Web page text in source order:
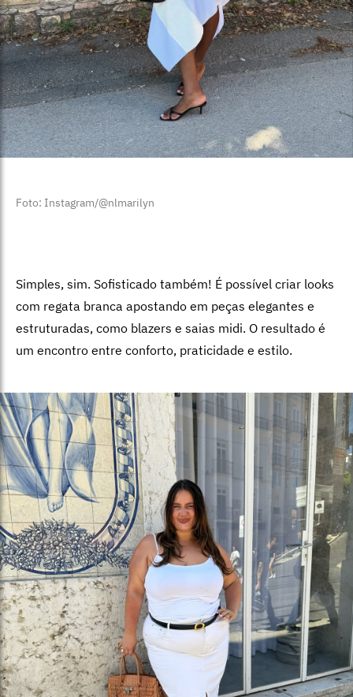
Foto: Instagram/@nlmarilyn
Simples, sim. Sofisticado também! É possível criar looks
com regata branca apostando em peças elegantes e
estruturadas, como blazers e saias midi. O resultado é
um encontro entre conforto, praticidade e estilo.